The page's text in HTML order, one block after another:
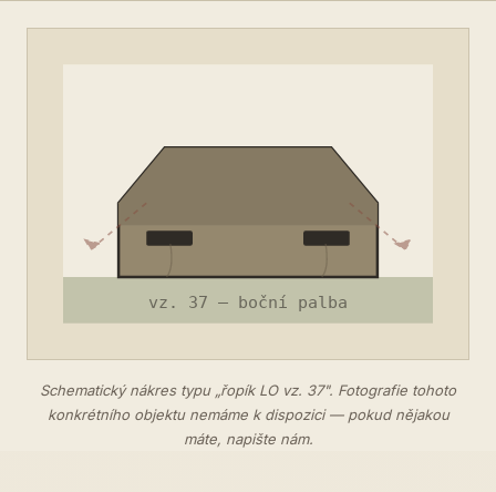
Schematický nákres typu „řopík LO vz. 37". Fotografie tohoto
konkrétního objektu nemáme k dispozici — pokud nějakou
máte, napište nám.